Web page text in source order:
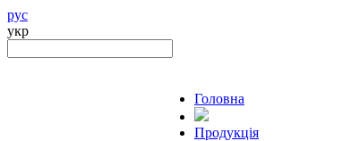
рус
укр
Головна
Продукцiя